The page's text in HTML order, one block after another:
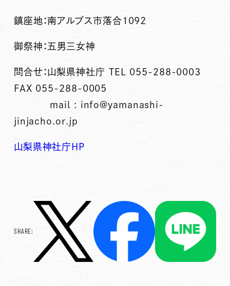
鎮座地：南アルプス市落合1092
御祭神：五男三女神
問合せ：山梨県神社庁 TEL 055-288-0003
FAX 055-288-0005
mail : info@yamanashi-
jinjacho.or.jp
山梨県神社庁HP
SHARE: